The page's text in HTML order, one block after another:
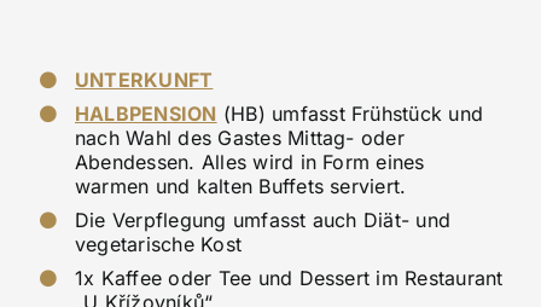
UNTERKUNFT
HALBPENSION (HB) umfasst Frühstück und
nach Wahl des Gastes Mittag- oder
Abendessen. Alles wird in Form eines
warmen und kalten Buffets serviert.
Die Verpflegung umfasst auch Diät- und
vegetarische Kost
1x Kaffee oder Tee und Dessert im Restaurant
„U Křížovníků“